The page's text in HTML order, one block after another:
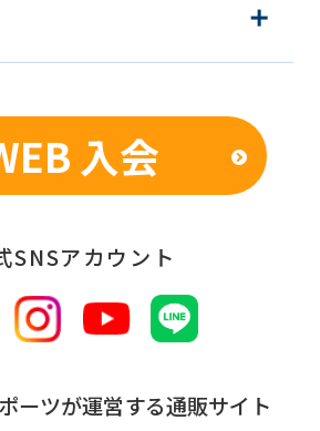
入会
SNSアカウント
ーツが運営する通販サイト